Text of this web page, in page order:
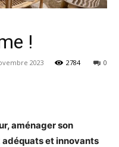
!
2023 0
2784
aménager son
et innovants